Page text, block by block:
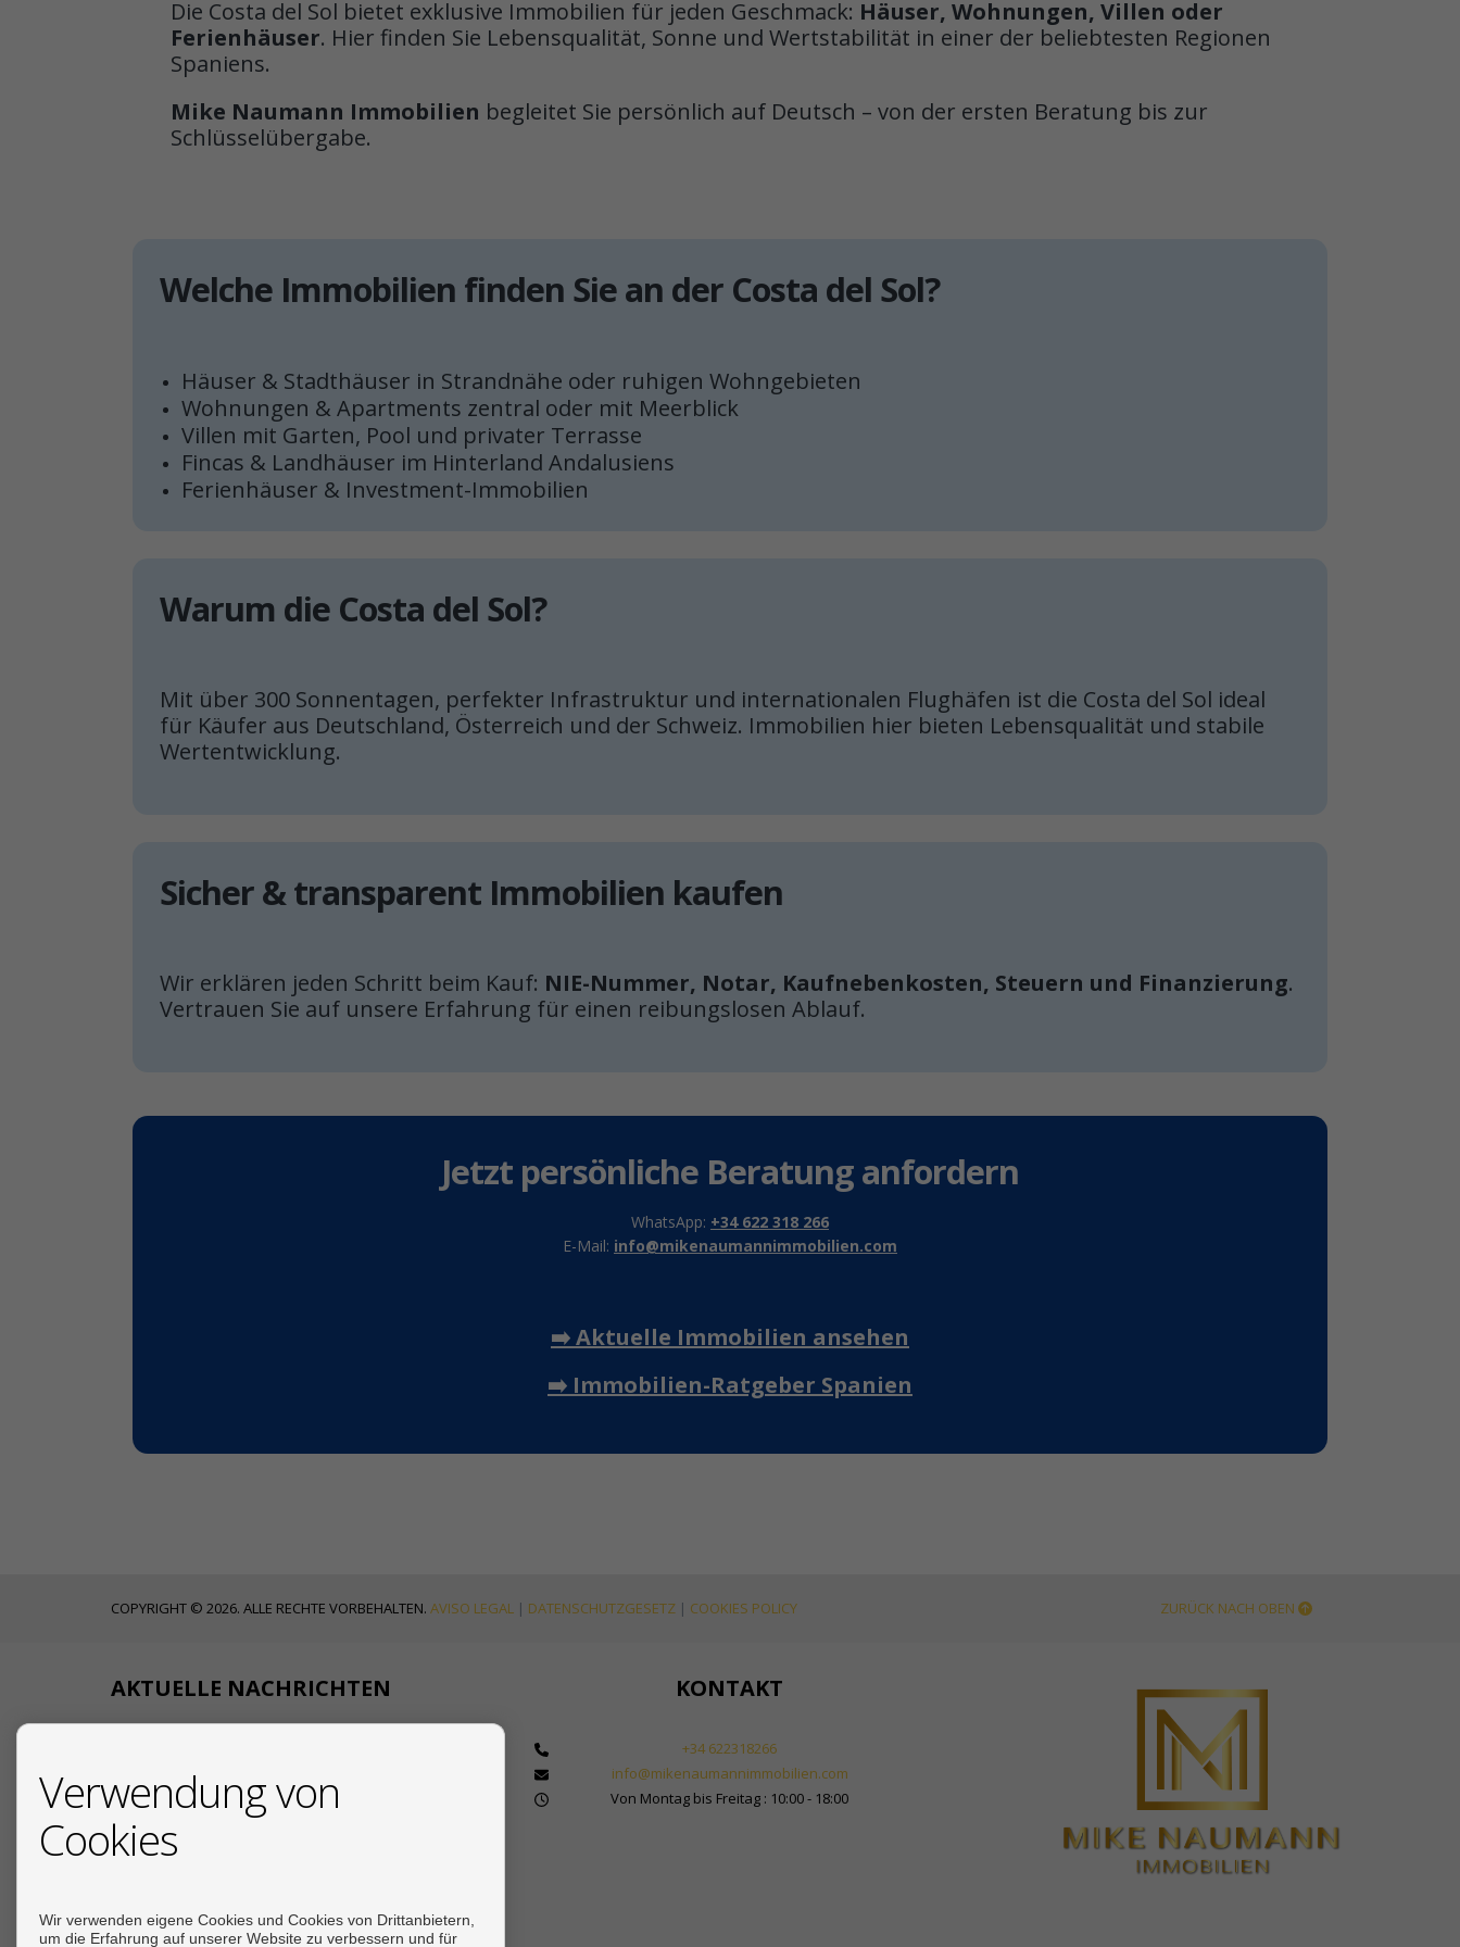
Die Costa del Sol bietet exklusive Immobilien für jeden Geschmack: Häuser, Wohnungen, Villen oder
Ferienhäuser. Hier finden Sie Lebensqualität, Sonne und Wertstabilität in einer der beliebtesten Regionen
Spaniens.
Mike Naumann Immobilien begleitet Sie persönlich auf Deutsch – von der ersten Beratung bis zur
Schlüsselübergabe.
Welche Immobilien finden Sie an der Costa del Sol?
Häuser & Stadthäuser in Strandnähe oder ruhigen Wohngebieten
Wohnungen & Apartments zentral oder mit Meerblick
Villen mit Garten, Pool und privater Terrasse
Fincas & Landhäuser im Hinterland Andalusiens
Ferienhäuser & Investment-Immobilien
Warum die Costa del Sol?
Mit über 300 Sonnentagen, perfekter Infrastruktur und internationalen Flughäfen ist die Costa del Sol ideal
für Käufer aus Deutschland, Österreich und der Schweiz. Immobilien hier bieten Lebensqualität und stabile
Wertentwicklung.
Sicher & transparent Immobilien kaufen
Wir erklären jeden Schritt beim Kauf: NIE-Nummer, Notar, Kaufnebenkosten, Steuern und Finanzierung.
Vertrauen Sie auf unsere Erfahrung für einen reibungslosen Ablauf.
Jetzt persönliche Beratung anfordern
WhatsApp: +34 622 318 266
E-Mail: info@mikenaumannimmobilien.com
➡️ Aktuelle Immobilien ansehen
➡️ Immobilien-Ratgeber Spanien
COPYRIGHT © 2026. ALLE RECHTE VORBEHALTEN. AVISO LEGAL | DATENSCHUTZGESETZ | COOKIES POLICY ZURÜCK NACH OBEN
AKTUELLE NACHRICHTEN
19/12/2025
Steuern beim Immobilienkauf an der Costa del Sol
KONTAKT
+34 622318266
info@mikenaumannimmobilien.com
Von Montag bis Freitag : 10:00 - 18:00
Verwendung von
Cookies
Wir verwenden eigene Cookies und Cookies von Drittanbietern,
um die Erfahrung auf unserer Website zu verbessern und für